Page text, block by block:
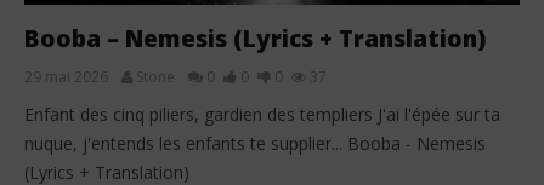
Booba – Nemesis (Lyrics + Translation)
29 mai 2026 Stone 0 0 0 37
Enfant des cinq piliers, gardien des templiers J'ai l'épée sur ta
nuque, j'entends les enfants te supplier... Booba - Nemesis
(Lyrics + Translation)